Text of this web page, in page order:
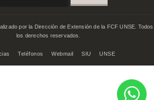
por la Dirección de Extensión de la FCF UNSE. Todos
los derechos reservados.
Teléfonos Webmail SIU UNSE